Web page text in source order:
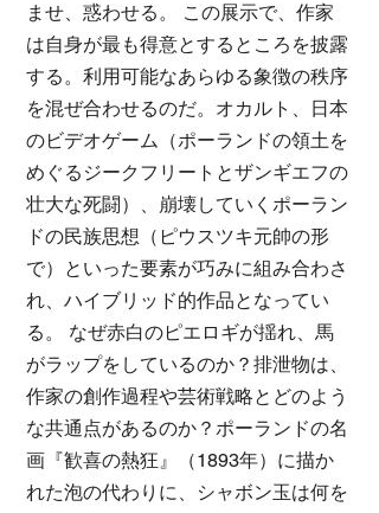
ませ、惑わせる。 この展示で、作家
は自身が最も得意とするところを披露
する。利用可能なあらゆる象徴の秩序
を混ぜ合わせるのだ。オカルト、日本
のビデオゲーム（ポーランドの領土を
めぐるジークフリートとザンギエフの
壮大な死闘）、崩壊していくポーラン
ドの民族思想（ピウスツキ元帥の形
で）といった要素が巧みに組み合わさ
れ、ハイブリッド的作品となってい
る。 なぜ赤白のピエロギが揺れ、馬
がラップをしているのか？排泄物は、
作家の創作過程や芸術戦略とどのよう
な共通点があるのか？ポーランドの名
画『歓喜の熱狂』（1893年）に描か
れた泡の代わりに、シャボン玉は何を